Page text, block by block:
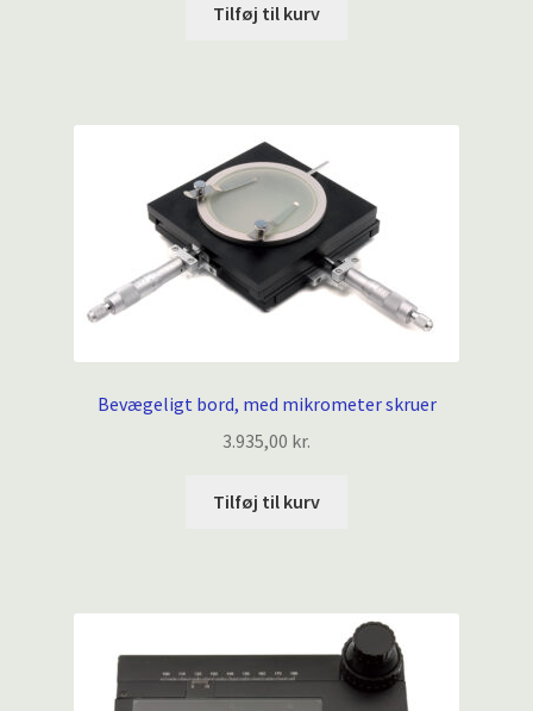
Tilføj til kurv
Bevægeligt bord, med mikrometer skruer
3.935,00 kr.
Tilføj til kurv